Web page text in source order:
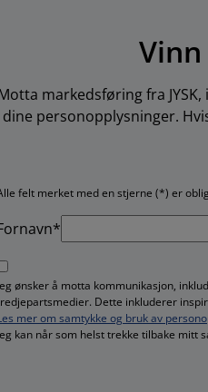
markedsføring fra
dine personopplysninger.
felt merket med en stjerne (*) er
ønsker å motta kommunikasjon,
Dette inkluderer
mer om samtykke og bruk av
kan når som helst trekke tilbake mitt